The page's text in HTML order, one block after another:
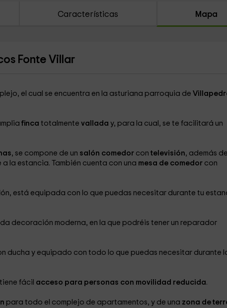
Características Mapa
Fonte Villar
el cual se encuentra en la asturiana parroquia de
finca totalmente vallada y, para la cual, se te facilitará un
, se compone de un salón comedorcon televisión, además
la estancia. También cuenta con una mesa de comedorcon
está equipada con lo que puedas necesitar durante tu
decoración moderna, en la que podréis tener un reparador
ducha y equipado con todo lo que puedas necesitar durante
fácil acceso para personas con movilidad reducida.
para todo el complejo de apartamentos, y de una zona de